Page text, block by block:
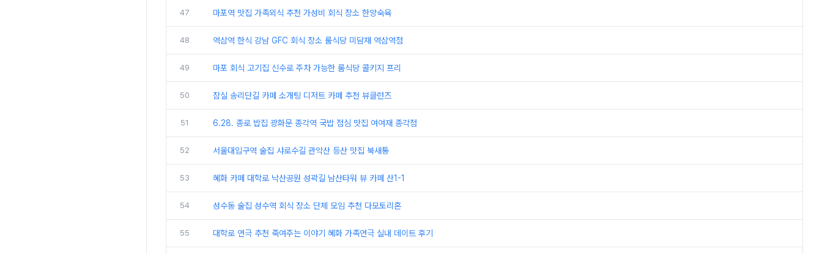
47 마포역 맛집 가족외식 추천 가성비 회식 장소 한양숙육
48 역삼역 한식 강남 GFC 회식 장소 룸식당 미담재 역삼역점
49 마포 회식 고기집 신수로 주차 가능한 룸식당 콜키지 프리
50 잠실 송리단길 카페 소개팅 디저트 카페 추천 뷰클런즈
51 6.28. 종로 밥집 광화문 종각역 국밥 점심 맛집 여여재 종각점
52 서울대입구역 술집 샤로수길 관악산 등산 맛집 북새통
53 혜화 카페 대학로 낙산공원 성곽길 남산타워 뷰 카페 산1-1
54 성수동 술집 성수역 회식 장소 단체 모임 추천 다모토리혼
55 대학로 연극 추천 죽여주는 이야기 혜화 가족연극 실내 데이트 후기